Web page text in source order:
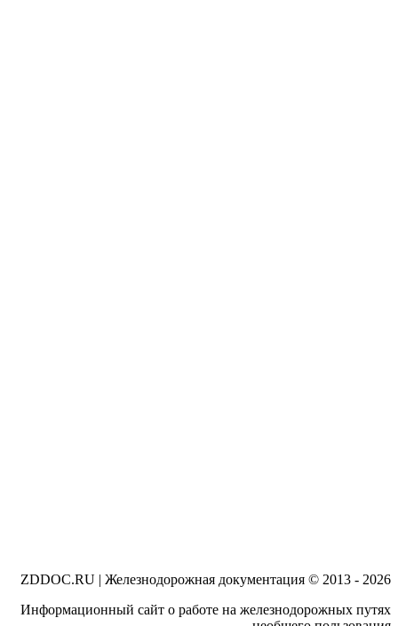
ZDDOC.RU | Железнодорожная документация © 2013 - 2026
Информационный сайт о работе на железнодорожных путях